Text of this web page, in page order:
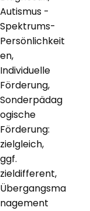
Autismus -
Spektrums-
Persönlichkeit
en,
Individuelle
Förderung,
Sonderpädag
ogische
Förderung:
zielgleich,
ggf.
zieldifferent,
Übergangsma
nagement